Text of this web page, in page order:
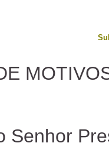
Senhor